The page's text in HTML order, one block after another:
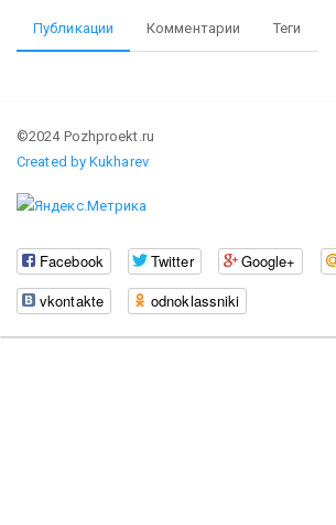
Публикации Комментарии Теги
©2024 Pozhproekt.ru
Created by Kukharev
Facebook Twitter Google+
vkontakte
odnoklassniki